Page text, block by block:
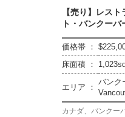
【売り】レス
ト・バンクーバ
価格帯 ：
床面積 ：
エリア ：
バンク
カナダ、バンクー